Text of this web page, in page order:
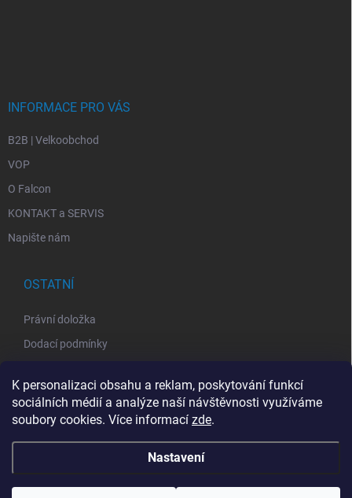
K personalizaci obsahu a reklam, poskytování funkcí
sociálních médií a analýze naší návštěvnosti využíváme
soubory cookies. Více informací zde.
Nastavení
INFORMACE PRO VÁS
B2B | Velkoobchod
VOP
O Falcon
KONTAKT a SERVIS
Napište nám
OSTATNÍ
Právní doložka
Dodací podmínky
Obchodní podmínky
Zpětný odběr elektrozařízení
Copyright 2026FALCON Europe. Všechna práva vyhrazena.Upravit